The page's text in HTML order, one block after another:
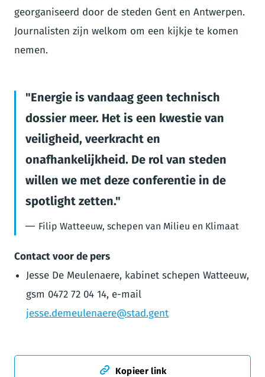
georganiseerd door de steden Gent en Antwerpen.
Journalisten zijn welkom om een kijkje te komen
nemen.
Energie is vandaag geen technisch
dossier meer. Het is een kwestie van
veiligheid, veerkracht en
onafhankelijkheid. De rol van steden
willen we met deze conferentie in de
spotlight zetten.
Filip Watteeuw, schepen van Milieu en Klimaat
Contact voor de pers
Jesse De Meulenaere, kabinet schepen Watteeuw,
gsm 0472 72 04 14, e-mail
jesse.demeulenaere@stad.gent
Kopieer link